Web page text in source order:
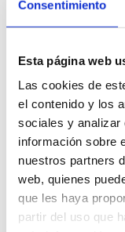
Consentimiento
Esta página web
Las cookies de
el contenido y los
sociales y analizar
información sobre
nuestros partners
web, quienes
que les haya
partir del uso que
través de la web
y, bajo la batuta
Halane Junior, el
como la Academia
Se trata de la
Santander-
de Valdecilla con
Durante el mes de
recital de Trino de